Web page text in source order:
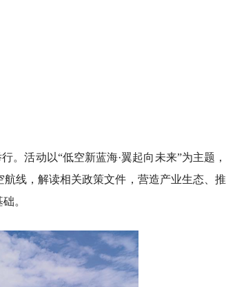
。活动以“低空新蓝海·翼起向未来”为主题，
线，解读相关政策文件，营造产业生态、推
。